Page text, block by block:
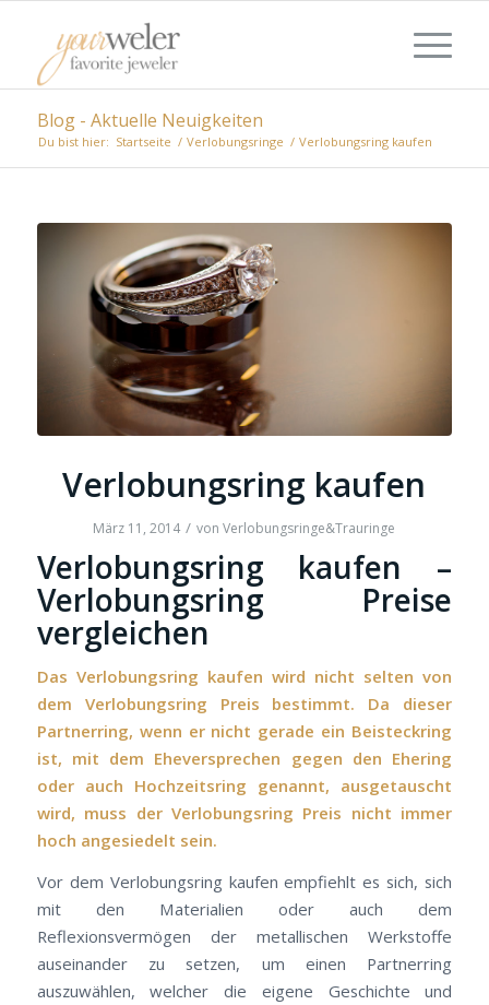
Blog - Aktuelle Neuigkeiten
Du bist hier: Startseite / Verlobungsringe / Verlobungsring kaufen
Verlobungsring kaufen
März 11, 2014 / vonVerlobungsringe&Trauringe
Verlobungsring kaufen –
Verlobungsring Preise
vergleichen
Das Verlobungsring kaufen wird nicht selten von
dem Verlobungsring Preis bestimmt. Da dieser
Partnerring, wenn er nicht gerade ein Beisteckring
ist, mit dem Eheversprechen gegen den Ehering
oder auch Hochzeitsring genannt, ausgetauscht
wird, muss der Verlobungsring Preis nicht immer
hoch angesiedelt sein.
Vor dem Verlobungsring kaufen empfiehlt es sich, sich
mit den Materialien oder auch dem
Reflexionsvermögen der metallischen Werkstoffe
auseinander zu setzen, um einen Partnerring
auszuwählen, welcher die eigene Geschichte und